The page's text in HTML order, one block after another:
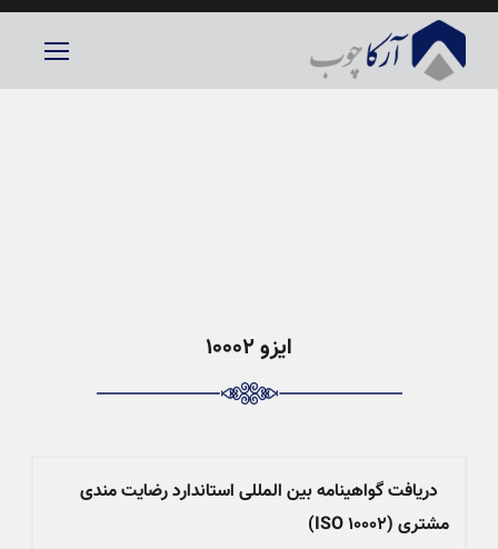
ایزو 10002
دریافت گواهینامه بین المللی استاندارد رضایت مندی
مشتری (ISO 10002)